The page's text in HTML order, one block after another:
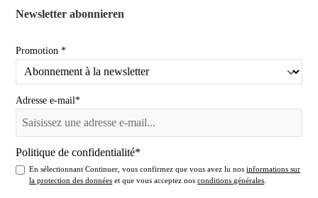
Newsletter abonnieren
Promotion *
Adresse e-mail*
Politique de confidentialité*
En sélectionnant Continuer, vous confirmez que vous avez lu nosinformations sur
la protection des données et que vous acceptez nosconditions générales